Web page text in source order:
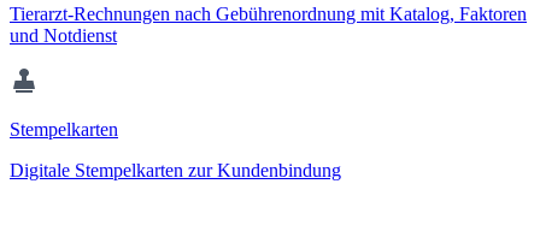
Tierarzt-Rechnungen nach Gebührenordnung mit Katalog, Faktoren
und Notdienst
Stempelkarten
Digitale Stempelkarten zur Kundenbindung